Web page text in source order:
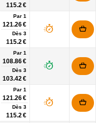
115.2 €
Par 1
121.26 €
Dès 3
115.2 €
Par 1
108.86 €
Dès 3
103.42 €
Par 1
121.26 €
Dès 3
115.2 €